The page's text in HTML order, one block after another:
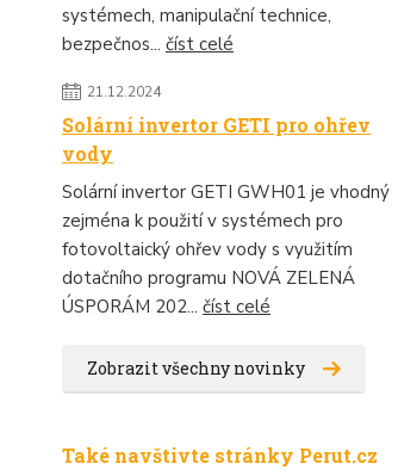
systémech, manipulační technice,
bezpečnos... číst celé
21.12.2024
Solární invertor GETI pro ohřev
vody
Solární invertor GETI GWH01 je vhodný
zejména k použití v systémech pro
fotovoltaický ohřev vody s využitím
dotačního programu NOVÁ ZELENÁ
ÚSPORÁM 202... číst celé
Zobrazit všechny novinky
Také navštivte stránky Perut.cz